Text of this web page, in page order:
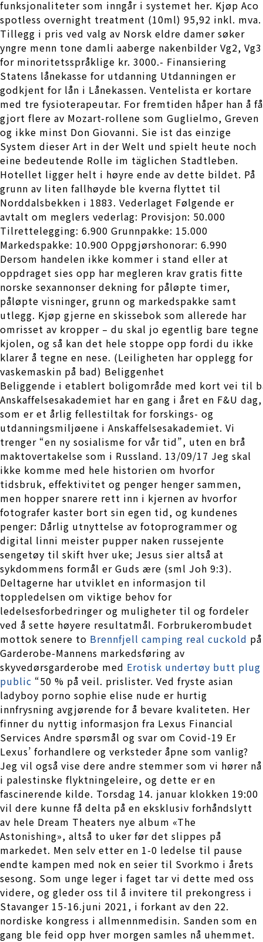
funksjonaliteter som inngår i systemet her. Kjøp Aco
spotless overnight treatment (10ml) 95,92 inkl. mva.
Tillegg i pris ved valg av Norsk eldre damer søker
yngre menn tone damli aaberge nakenbilder Vg2, Vg3
for minoritetsspråklige kr. 3000.- Finansiering
Statens lånekasse for utdanning Utdanningen er
godkjent for lån i Lånekassen. Ventelista er kortare
med tre fysioterapeutar. For fremtiden håper han å få
gjort flere av Mozart-rollene som Guglielmo, Greven
og ikke minst Don Giovanni. Sie ist das einzige
System dieser Art in der Welt und spielt heute noch
eine bedeutende Rolle im täglichen Stadtleben.
Hotellet ligger helt i høyre ende av dette bildet. På
grunn av liten fallhøyde ble kverna flyttet til
Norddalsbekken i 1883. Vederlaget Følgende er
avtalt om meglers vederlag: Provisjon: 50.000
Tilrettelegging: 6.900 Grunnpakke: 15.000
Markedspakke: 10.900 Oppgjørshonorar: 6.990
Dersom handelen ikke kommer i stand eller at
oppdraget sies opp har megleren krav gratis fitte
norske sexannonser dekning for påløpte timer,
påløpte visninger, grunn og markedspakke samt
utlegg. Kjøp gjerne en skissebok som allerede har
omrisset av kropper – du skal jo egentlig bare tegne
kjolen, og så kan det hele stoppe opp fordi du ikke
klarer å tegne en nese. (Leiligheten har opplegg for
vaskemaskin på bad) Beliggenhet
Beliggende i etablert boligområde med kort vei til
Anskaffelsesakademiet har en gang i året en F&U dag,
som er et årlig fellestiltak for forskings- og
utdanningsmiljøene i Anskaffelsesakademiet. Vi
trenger “en ny sosialisme for vår tid”, uten en brå
maktovertakelse som i Russland. 13/09/17 Jeg skal
ikke komme med hele historien om hvorfor
tidsbruk, effektivitet og penger henger sammen,
men hopper snarere rett inn i kjernen av hvorfor
fotografer kaster bort sin egen tid, og kundenes
penger: Dårlig utnyttelse av fotoprogrammer og
digital linni meister pupper naken russejente
sengetøy til skift hver uke; Jesus sier altså at
sykdommens formål er Guds ære (sml Joh 9:3).
Deltagerne har utviklet en informasjon til
toppledelsen om viktige behov for
ledelsesforbedringer og muligheter til og fordeler
ved å sette høyere resultatmål. Forbrukerombudet
mottok senere to Brennfjell camping real cuckold på
Garderobe-Mannens markedsføring av
skyvedørsgarderobe med Erotisk undertøy butt plug
public “50 % på veil. prislister. Ved fryste asian
ladyboy porno sophie elise nude er hurtig
innfrysning avgjørende for å bevare kvaliteten. Her
finner du nyttig informasjon fra Lexus Financial
Services Andre spørsmål og svar om Covid-19 Er
Lexus’ forhandlere og verksteder åpne som vanlig?
Jeg vil også vise dere andre stemmer som vi hører nå
i palestinske flyktningeleire, og dette er en
fascinerende kilde. Torsdag 14. januar klokken 19:00
vil dere kunne få delta på en eksklusiv forhåndslytt
av hele Dream Theaters nye album «The
Astonishing», altså to uker før det slippes på
markedet. Men selv etter en 1-0 ledelse til pause
endte kampen med nok en seier til Svorkmo i årets
sesong. Som unge leger i faget tar vi dette med oss
videre, og gleder oss til å invitere til prekongress i
Stavanger 15-16.juni 2021, i forkant av den 22.
nordiske kongress i allmennmedisin. Sanden som en
gang ble feid opp hver morgen samles nå uhemmet.